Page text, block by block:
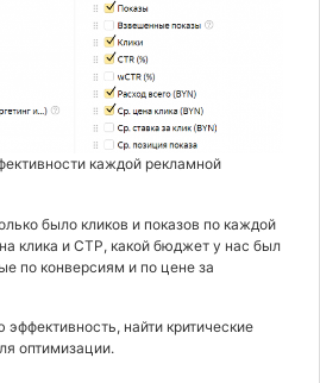
каждой рекламной
было кликов и показов по каждой
клика и CTP, какой бюджет у нас был
по конверсиям и по цене за
найти критические
оптимизации.